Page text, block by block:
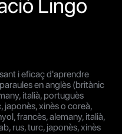
Lingo
i eficaç d'aprendre
en anglès (britànic
italià, portuguès
japonès, xinès o coreà,
francès, alemany, italià,
rus, turc, japonès, xinès